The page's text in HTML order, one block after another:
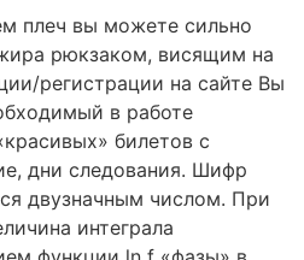
плеч вы можете сильно
рюкзаком, висящим на
регистрации на сайте Вы
в работе
билетов с
дни следования. ​Шифр
двузначным числом. При
интеграла